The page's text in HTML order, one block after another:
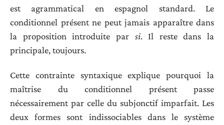
est agrammatical en espagnol standard. Le
conditionnel présent ne peut jamais apparaître dans
la proposition introduite par si. Il reste dans la
principale, toujours.
Cette contrainte syntaxique explique pourquoi la
maîtrise du conditionnel présent passe
nécessairement par celle du subjonctif imparfait. Les
deux formes sont indissociables dans le système